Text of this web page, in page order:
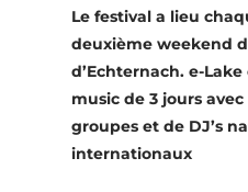
Le festival a lieu
deuxième weekend
d’Echternach. e-
music de 3 jours
groupes et de DJ’s
internationaux